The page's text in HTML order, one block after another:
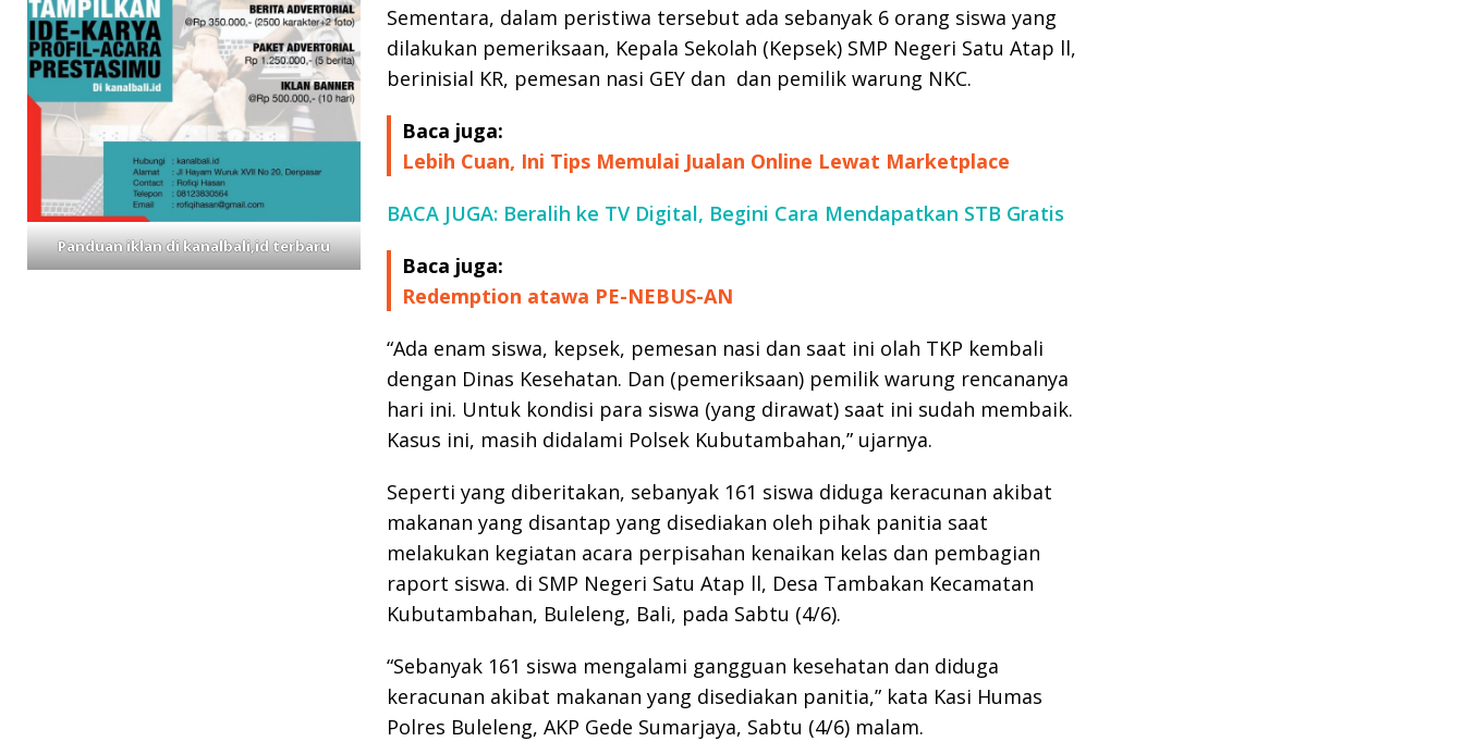
Sementara, dalam peristiwa tersebut ada sebanyak 6 orang siswa yang
dilakukan pemeriksaan, Kepala Sekolah (Kepsek) SMP Negeri Satu Atap ll,
berinisial KR, pemesan nasi GEY dan dan pemilik warung NKC.
Baca juga:
Lebih Cuan, Ini Tips Memulai Jualan Online Lewat Marketplace
BACA JUGA: Beralih ke TV Digital, Begini Cara Mendapatkan STB Gratis
Baca juga:
Redemption atawa PE-NEBUS-AN
“Ada enam siswa, kepsek, pemesan nasi dan saat ini olah TKP kembali
dengan Dinas Kesehatan. Dan (pemeriksaan) pemilik warung rencananya
hari ini. Untuk kondisi para siswa (yang dirawat) saat ini sudah membaik.
Kasus ini, masih didalami Polsek Kubutambahan,” ujarnya.
Seperti yang diberitakan, sebanyak 161 siswa diduga keracunan akibat
makanan yang disantap yang disediakan oleh pihak panitia saat
melakukan kegiatan acara perpisahan kenaikan kelas dan pembagian
raport siswa. di SMP Negeri Satu Atap ll, Desa Tambakan Kecamatan
Kubutambahan, Buleleng, Bali, pada Sabtu (4/6).
“Sebanyak 161 siswa mengalami gangguan kesehatan dan diduga
keracunan akibat makanan yang disediakan panitia,” kata Kasi Humas
Polres Buleleng, AKP Gede Sumarjaya, Sabtu (4/6) malam.
Panduan iklan di kanalbali,id terbaru